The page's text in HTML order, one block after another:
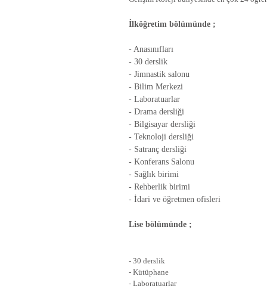
İlköğretim bölümünde ;
- Anasınıfları
- 30 derslik
- Jimnastik salonu
- Bilim Merkezi
- Laboratuarlar
- Drama dersliği
- Bilgisayar dersliği
- Teknoloji dersliği
- Satranç dersliği
- Konferans Salonu
- Sağlık birimi
- Rehberlik birimi
- İdari ve öğretmen ofisleri
Lise bölümünde ;
- 30 derslik
- Kütüphane
- Laboratuarlar